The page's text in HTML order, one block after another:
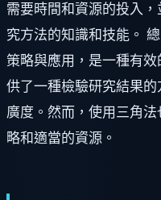
需要時間和資源的投入
究方法的知識和技能。
策略與應用，是一種有
供了一種檢驗研究結果
廣度。然而，使用三角
略和適當的資源。